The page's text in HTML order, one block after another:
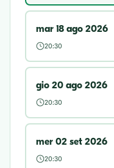
mar 18 ago 2026
20:30
gio 20 ago 2026
20:30
mer 02 set 2026
20:30